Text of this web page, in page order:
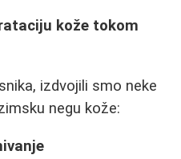
kože tokom
izdvojili smo neke
negu kože: